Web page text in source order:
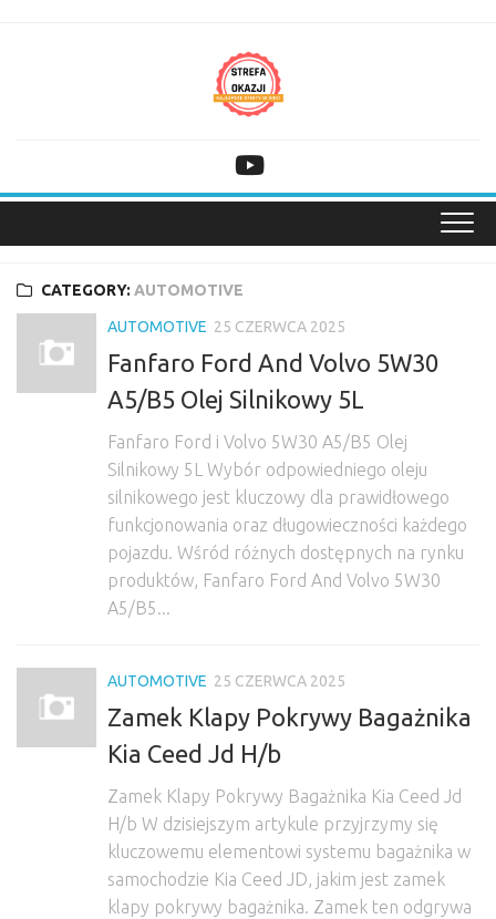
CATEGORY: AUTOMOTIVE
AUTOMOTIVE 25 CZERWCA 2025
Fanfaro Ford And Volvo 5W30
A5/B5 Olej Silnikowy 5L
Fanfaro Ford i Volvo 5W30 A5/B5 Olej
Silnikowy 5L Wybór odpowiedniego oleju
silnikowego jest kluczowy dla prawidłowego
funkcjonowania oraz długowieczności każdego
pojazdu. Wśród różnych dostępnych na rynku
produktów, Fanfaro Ford And Volvo 5W30
A5/B5...
AUTOMOTIVE 25 CZERWCA 2025
Zamek Klapy Pokrywy Bagażnika
Kia Ceed Jd H/b
Zamek Klapy Pokrywy Bagażnika Kia Ceed Jd
H/b W dzisiejszym artykule przyjrzymy się
kluczowemu elementowi systemu bagażnika w
samochodzie Kia Ceed JD, jakim jest zamek
klapy pokrywy bagażnika. Zamek ten odgrywa